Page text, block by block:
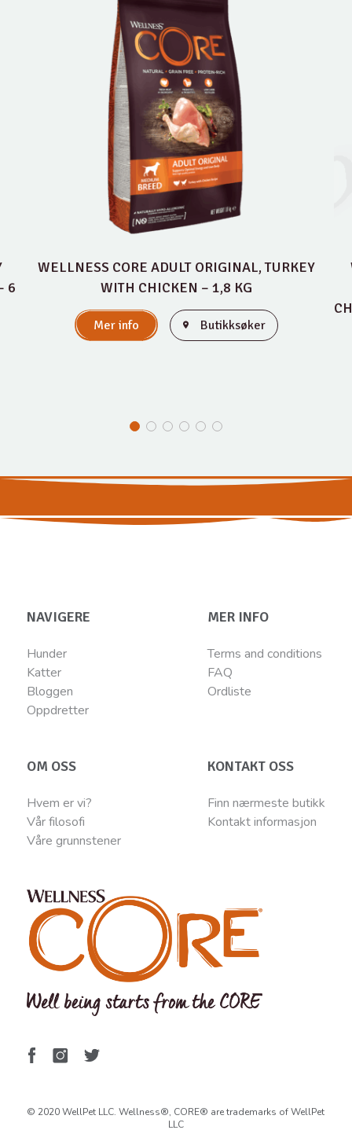
6
WELLNESS CORE ADULT ORIGINAL, TURKEY
WITH CHICKEN – 1,8 KG
Mer info Butikksøker
NAVIGERE
Hunder
Katter
Bloggen
Oppdretter
MER INFO
Terms and conditions
FAQ
Ordliste
OM OSS
Hvem er vi?
Vår filosofi
Våre grunnstener
KONTAKT OSS
Finn nærmeste butikk
Kontakt informasjon
© 2020 WellPet LLC. Wellness®, CORE® are trademarks of WellPet
LLC